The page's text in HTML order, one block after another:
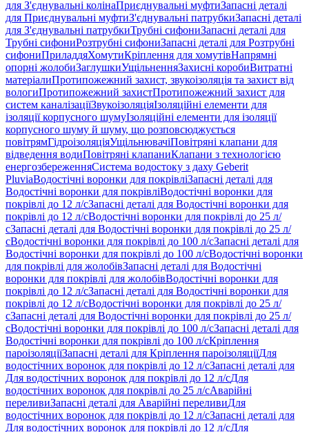
для З'єднувальні колінаПриєднувальні муфтиЗапасні деталі
для Приєднувальні муфтиЗ'єднувальні патрубкиЗапасні деталі
для З'єднувальні патрубкиТрубні сифониЗапасні деталі для
Трубні сифониРозтрубні сифониЗапасні деталі для Розтрубні
сифониПриладдяХомутиКріплення для хомутівНапрямні
опорні жолобиЗаглушкиУщільненняЗахисні коробиВитратні
матеріалиПротипожежний захист, звукоізоляція та захист від
вологиПротипожежний захистПротипожежний захист для
систем каналізаціїЗвукоізоляціяІзоляційні елементи для
ізоляції корпусного шумуІзоляційні елементи для ізоляції
корпусного шуму й шуму, що розповсюджується
повітрямГідроізоляціяУщільнювачіПовітряні клапани для
відведення водиПовітряні клапаниКлапани з технологією
енергозбереженняСистема водостоку з даху Geberit
PluviaВодостічні воронки для покрівліЗапасні деталі для
Водостічні воронки для покрівліВодостічні воронки для
покрівлі до 12 л/сЗапасні деталі для Водостічні воронки для
покрівлі до 12 л/сВодостічні воронки для покрівлі до 25 л/
сЗапасні деталі для Водостічні воронки для покрівлі до 25 л/
сВодостічні воронки для покрівлі до 100 л/сЗапасні деталі для
Водостічні воронки для покрівлі до 100 л/сВодостічні воронки
для покрівлі для жолобівЗапасні деталі для Водостічні
воронки для покрівлі для жолобівВодостічні воронки для
покрівлі до 12 л/сЗапасні деталі для Водостічні воронки для
покрівлі до 12 л/сВодостічні воронки для покрівлі до 25 л/
сЗапасні деталі для Водостічні воронки для покрівлі до 25 л/
сВодостічні воронки для покрівлі до 100 л/сЗапасні деталі для
Водостічні воронки для покрівлі до 100 л/сКріплення
пароізоляціїЗапасні деталі для Кріплення пароізоляціїДля
водостічних воронок для покрівлі до 12 л/сЗапасні деталі для
Для водостічних воронок для покрівлі до 12 л/сДля
водостічних воронок для покрівлі до 25 л/сАварійні
переливиЗапасні деталі для Аварійні переливиДля
водостічних воронок для покрівлі до 12 л/сЗапасні деталі для
Для водостічних воронок для покрівлі до 12 л/сДля